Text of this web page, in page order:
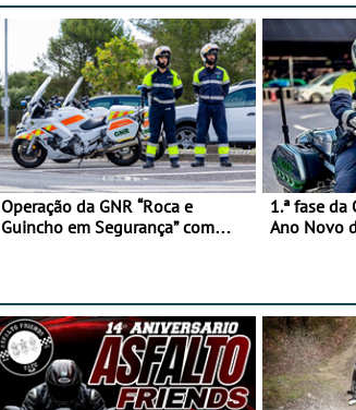
Operação da GNR “Roca e
Guincho em Segurança” com
1.ª fase da
Ano Novo